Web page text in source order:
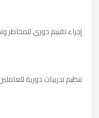
إجراء تقييم دوري للمخاطر
تنظيم تدريبات دورية